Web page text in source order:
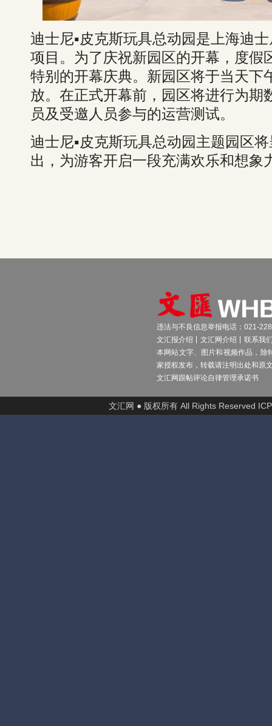
迪士尼▪皮克斯玩具总动园是上海迪
项目。为了庆祝新园区的开幕，度假
特别的开幕庆典。新园区将于当天下
放。在正式开幕前，园区将进行为期
员及受邀人员参与的运营测试。
迪士尼▪皮克斯玩具总动园主题园区
出，为游客开启一段充满欢乐和想象
违法与不良信息举报电话：021-
文汇报介绍
文汇网介绍
联系我
本网站文字、图片和视频作品，除
家授权发布，转载请注明出处和原
文汇网跟帖评论自律管理承诺书
文汇网 ● 版权所有 All Rights Reserved